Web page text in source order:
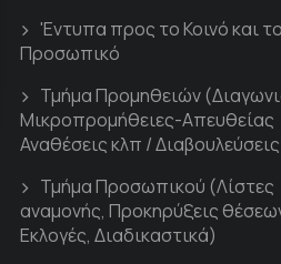
'Εντυπα προς το Κοινό και το
Προσωπικό
Τμήμα Προμηθειών
Μικροπρομήθειες-Απευθείας
Αναθέσεις κλπ /
Τμήμα Προσωπικού (Λίστες
αναμονής, Προκηρύξεις
Εκλογές, Διαδικαστικά)